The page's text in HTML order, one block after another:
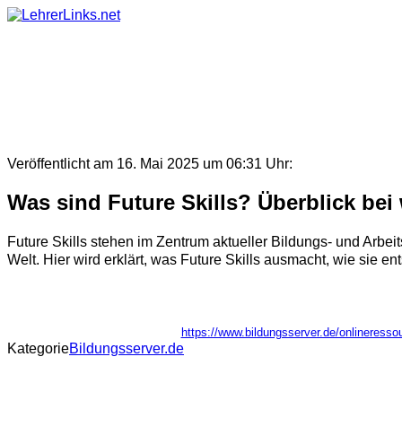
Skip
Veröffentlicht am 16. Mai 2025 um 06:31 Uhr:
Was sind Future Skills? Überblick bei
Future Skills stehen im Zentrum aktueller Bildungs- und
Welt. Hier wird erklärt, was Future Skills ausmacht, wie sie
https://www.bildungsserver.de/
KategorieBildungsserver.de